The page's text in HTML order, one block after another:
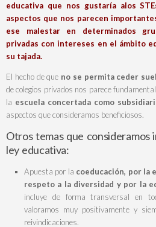
educativa que nos gustaría alos
aspectos que nos parecen
ese malestar en determinados
privadas con intereses en el ámbito
su tajada.
El hecho de que no se permita ceder
de colegios privados nos parece
la escuela concertada como
aspectos que consideramos beneficiosos.
Otros temas que consideramos
ley educativa:
Apuesta por la coeducación, por la
respeto a la diversidad y por la
incluye de forma transversal en
valoramos muy positivamente y
reivindicaciones.